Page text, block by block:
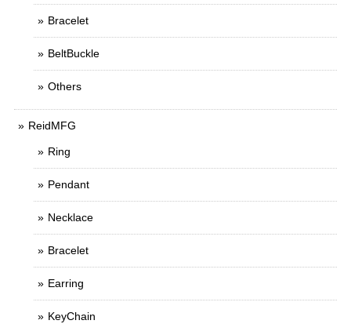
Bracelet
BeltBuckle
Others
ReidMFG
Ring
Pendant
Necklace
Bracelet
Earring
KeyChain